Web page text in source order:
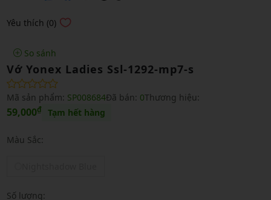
Yêu thích (0)
So sánh
Vớ Yonex Ladies Ssl-1292-mp7-s
Mã sản phẩm: SP008684Đã bán: 0Thương hiệu:
59,000₫ Tạm hết hàng
Màu Sắc:
Số lượng: